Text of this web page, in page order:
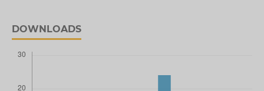
DOWNLOADS